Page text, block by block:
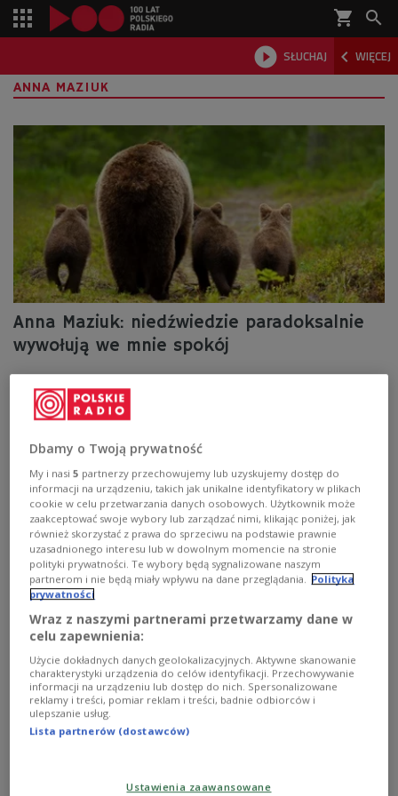
shopping_cart 
 SŁUCHAJ  WIĘCEJ

ANNA MAZIUK
Anna Maziuk: niedźwiedzie paradoksalnie
wywołują we mnie spokój
Dzisiejsza gościni "Zagadkowej niedzieli" jest
dziennikarką, propagatorką wiedzy o przyrodzie.
Ostatnio napisała absolutnie niezwykły książkę-
zwierzętach opowiadała w rozmowie z Kasią Stoparczyk.
Zobacz więcej na temat:STYL ŻYCIA niedźwiedź
przyroda
ekologia natura Katarzyna Stoparczyk
Trójka
Zobacz także
Niedźwiedzie pośród nas. Co zrobić,
W domu pluszowe misie, a w lesie niebezpieczne
Dbamy o Twoją prywatność
My i nasi5 partnerzy przechowujemy lub uzyskujemy dostęp do
informacji na urządzeniu, takich jak unikalne identyfikatory w plikach
cookie w celu przetwarzania danych osobowych. Użytkownik może
zaakceptować swoje wybory lub zarządzać nimi, klikając poniżej, jak
również skorzystać z prawa do sprzeciwu na podstawie prawnie
uzasadnionego interesu lub w dowolnym momencie na stronie
polityki prywatności. Te wybory będą sygnalizowane naszym
partnerom i nie będą miały wpływu na dane przeglądania.
Polityka
prywatności
Wraz z naszymi partnerami przetwarzamy dane w
celu zapewnienia:
Użycie dokładnych danych geolokalizacyjnych. Aktywne skanowanie
charakterystyki urządzenia do celów identyfikacji. Przechowywanie
informacji na urządzeniu lub dostęp do nich. Spersonalizowane
reklamy i treści, pomiar reklam i treści, badnie odbiorców i
ulepszanie usług.
Lista partnerów (dostawców)
Ustawienia zaawansowane